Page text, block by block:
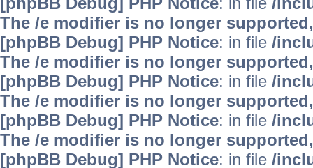
The /e modifier is no longer
[phpBB Debug] PHP Notice: in file /
The /e modifier is no longer
[phpBB Debug] PHP Notice: in file /
The /e modifier is no longer
[phpBB Debug] PHP Notice: in file /
The /e modifier is no longer
[phpBB Debug] PHP Notice: in file /